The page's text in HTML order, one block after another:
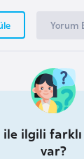
Yorum
ilgili
var?